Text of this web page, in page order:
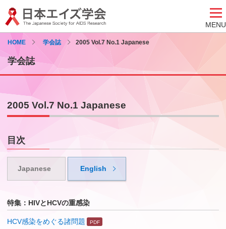
MENU
HOME 学会誌 2005 Vol.7 No.1 Japanese
学会誌
2005 Vol.7 No.1 Japanese
目次
Japanese English
特集：HIVとHCVの重感染
HCV感染をめぐる諸問題